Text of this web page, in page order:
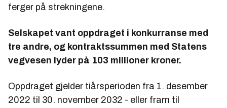
ferger på strekningene.
Selskapet vant oppdraget i konkurranse med
tre andre, og kontraktssummen med Statens
vegvesen lyder på 103 millioner kroner.
Oppdraget gjelder tiårsperioden fra 1. desember
2022 til 30. november 2032 - eller fram til